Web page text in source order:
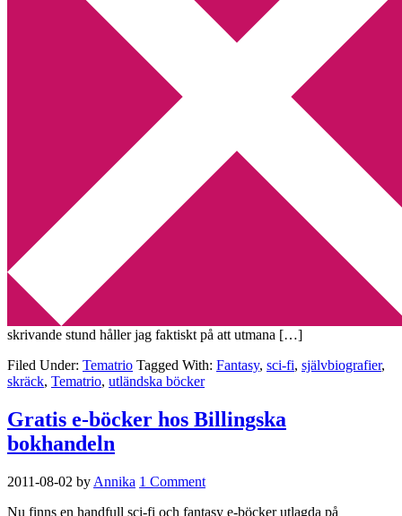
Kontakt
Webbshop Amazon
Utskriftscentralen
Min tv-blogg
You are here:Home Archives for sci-fi
Tematrio – utmanande läsning
2011-10-24 Annika
Veckans tematrio handlar om vilka typer av böcker eller texter som
utmanar oss. 1. Självbiografier är verkligen inte min grej men i
skrivande stund håller jag faktiskt på att utmana […]
Filed Under: Tematrio Tagged With: Fantasy, sci-fi, självbiografier,
skräck, Tematrio, utländska böcker
Gratis e-böcker hos Billingska
bokhandeln
2011-08-02 by Annika 1 Comment
Nu finns en handfull sci-fi och fantasy e-böcker utlagda på